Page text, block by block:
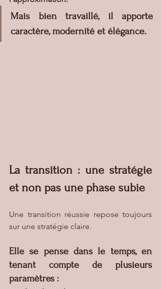
Mais bien travaillé, il apporte
caractère, modernité et élégance.
La transition : une stratégie
et non pas une phase subie
Une transition réussie repose toujours
sur une stratégie claire.
Elle se pense dans le temps, en
tenant compte de plusieurs
paramètres :